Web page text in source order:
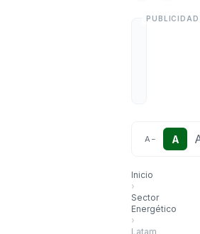
A − A
Inicio
›
Sector
Energético
›
Latam